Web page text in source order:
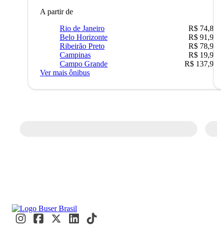
A partir de
Rio de Janeiro
R$ 74,80
Belo Horizonte
R$ 91,90
Ribeirão Preto
R$ 78,90
Campinas
R$ 19,90
Campo Grande
R$ 137,90
Ver mais ônibus